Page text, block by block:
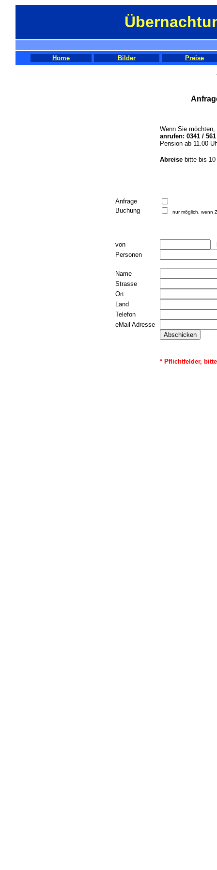
Home Bilder Preise
Wenn Sie
anrufen: 0341 /
Pension ab 11.00
Abreise bitte bis
Anfrage
Buchung
nur möglich, wenn
von
Personen
Name
Strasse
Ort
Land
Telefon
eMail Adresse
* Pflichtfelder,